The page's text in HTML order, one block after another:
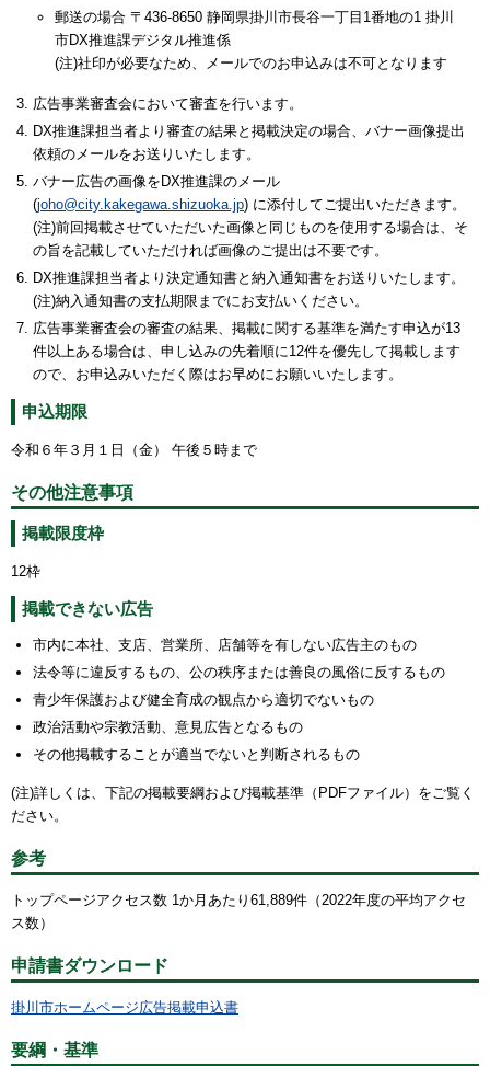
郵送の場合 〒436-8650 静岡県掛川市長谷一丁目1番地の1 掛川
市DX推進課デジタル推進係
(注)社印が必要なため、メールでのお申込みは不可となります
広告事業審査会において審査を行います。
DX推進課担当者より審査の結果と掲載決定の場合、バナー画像提出
依頼のメールをお送りいたします。
バナー広告の画像をDX推進課のメール
(joho@city.kakegawa.shizuoka.jp) に添付してご提出いただきます。
(注)前回掲載させていただいた画像と同じものを使用する場合は、そ
の旨を記載していただければ画像のご提出は不要です。
DX推進課担当者より決定通知書と納入通知書をお送りいたします。
(注)納入通知書の支払期限までにお支払いください。
広告事業審査会の審査の結果、掲載に関する基準を満たす申込が13
件以上ある場合は、申し込みの先着順に12件を優先して掲載します
ので、お申込みいただく際はお早めにお願いいたします。
申込期限
令和６年３月１日（金） 午後５時まで
その他注意事項
掲載限度枠
12枠
掲載できない広告
市内に本社、支店、営業所、店舗等を有しない広告主のもの
法令等に違反するもの、公の秩序または善良の風俗に反するもの
青少年保護および健全育成の観点から適切でないもの
政治活動や宗教活動、意見広告となるもの
その他掲載することが適当でないと判断されるもの
(注)詳しくは、下記の掲載要綱および掲載基準（PDFファイル）をご覧く
ださい。
参考
トップページアクセス数 1か月あたり61,889件（2022年度の平均アクセ
ス数）
申請書ダウンロード
掛川市ホームページ広告掲載申込書
要綱・基準